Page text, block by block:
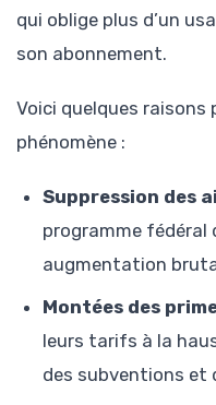
qui oblige plus d’un
son abonnement.
Voici quelques
phénomène :
Suppression des
programme fédéral
augmentation
Montées des
leurs tarifs à la
des subventions et